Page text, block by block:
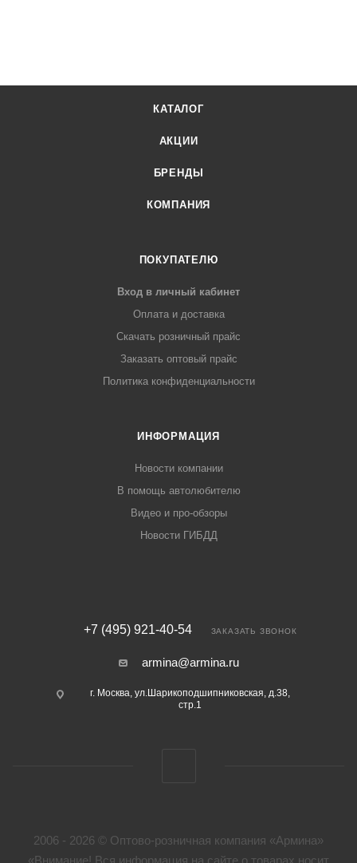
КАТАЛОГ
АКЦИИ
БРЕНДЫ
КОМПАНИЯ
ПОКУПАТЕЛЮ
Вход в личный кабинет
Оплата и доставка
Скачать розничный прайс
Заказать оптовый прайс
Политика конфиденциальности
ИНФОРМАЦИЯ
Новости компании
В помощь автолюбителю
Видео и про-обзоры
Новости ГИБДД
+7 (495) 921-40-54 ЗАКАЗАТЬ ЗВОНОК
armina@armina.ru
г. Москва, ул.Шарикоподшипниковская, д.38,
стр.1
2006 - 2026 © Оптово-розничная компания «Армина»